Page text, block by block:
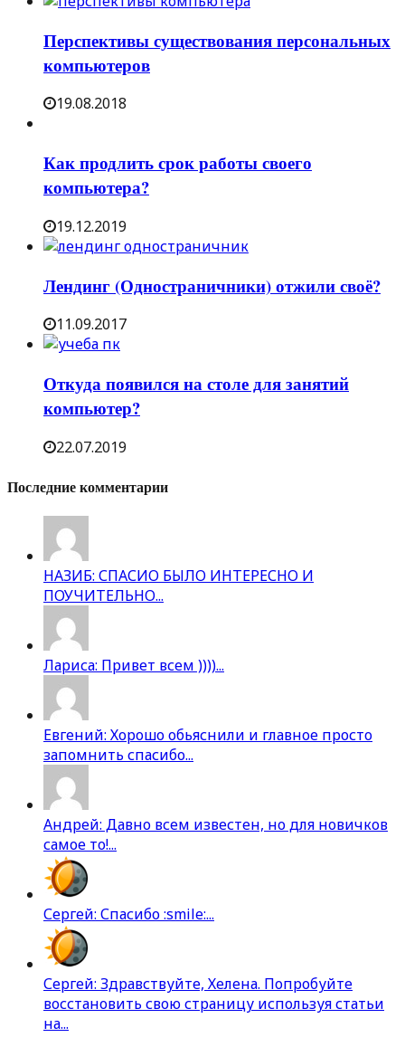
Перспективы существования персональных
компьютеров
19.08.2018
Как продлить срок работы своего
компьютера?
19.12.2019
Лендинг (Одностраничники) отжили своё?
11.09.2017
Откуда появился на столе для занятий
компьютер?
22.07.2019
Последние комментарии
НАЗИБ: СПАСИО БЫЛО ИНТЕРЕСНО И
ПОУЧИТЕЛЬНО...
Лариса: Привет всем ))))...
Евгений: Хорошо обьяснили и главное просто
запомнить спасибо...
Андрей: Давно всем известен, но для новичков
самое то!...
Сергей: Спасибо :smile:...
Сергей: Здравствуйте, Хелена. Попробуйте
восстановить свою страницу используя статьи
на...